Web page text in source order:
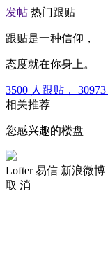
发帖 热门跟贴
跟贴是一种信仰，
态度就在你身上。
3500 人跟贴， 30973
相关推荐
您感兴趣的楼盘
Lofter 易信 新浪微博
取 消